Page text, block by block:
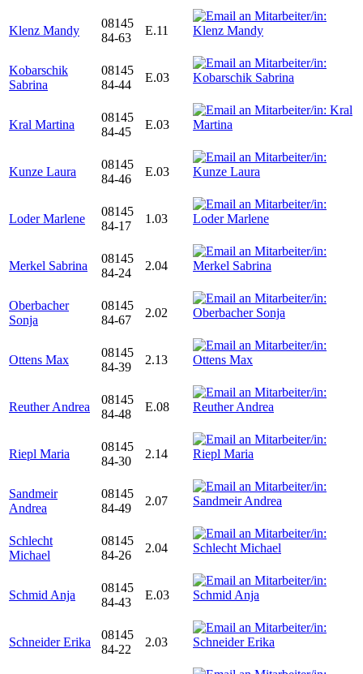
Klenz Mandy
08145
84-63
E.11
Kobarschik
Sabrina
08145
84-44
E.03
Kral Martina
08145
84-45
E.03
Kunze Laura
08145
84-46
E.03
Loder Marlene
08145
84-17
1.03
Merkel Sabrina
08145
84-24
2.04
Oberbacher
Sonja
08145
84-67
2.02
Ottens Max
08145
84-39
2.13
Reuther Andrea
08145
84-48
E.08
Riepl Maria
08145
84-30
2.14
Sandmeir
Andrea
08145
84-49
2.07
Schlecht
Michael
08145
84-26
2.04
Schmid Anja
08145
84-43
E.03
Schneider Erika
08145
84-22
2.03